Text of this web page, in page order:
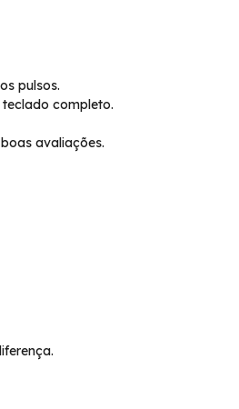
pulsos.
completo.
avaliações.